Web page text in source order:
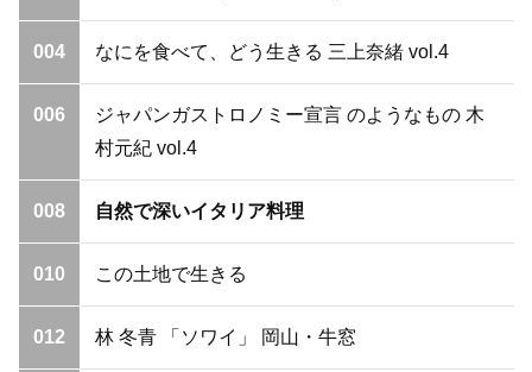
004 なにを食べて、どう生きる 三上奈緒 vol.4
006
ジャパンガストロノミー宣言 のようなもの 木
村元紀 vol.4
008 自然で深いイタリア料理
010 この土地で生きる
012 林 冬青 「ソワイ」 岡山・牛窓